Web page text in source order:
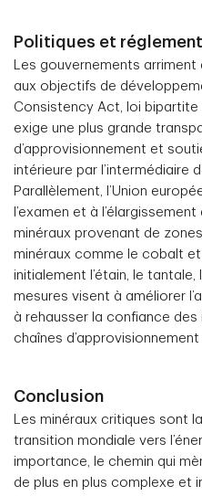
Politiques et
Les gouvernements arriment
aux objectifs de
Consistency Act, loi
exige une plus grande
d’approvisionnement et
intérieure par l’intermédiaire
Parallèlement, l’Union
l’examen et à
minéraux provenant de
minéraux comme le cobalt et
initialement l’étain, le tantale,
mesures visent à améliorer
à rehausser la confiance des
chaînes
Conclusion
Les minéraux critiques sont
transition mondiale vers
importance, le chemin qui
de plus en plus complexe et